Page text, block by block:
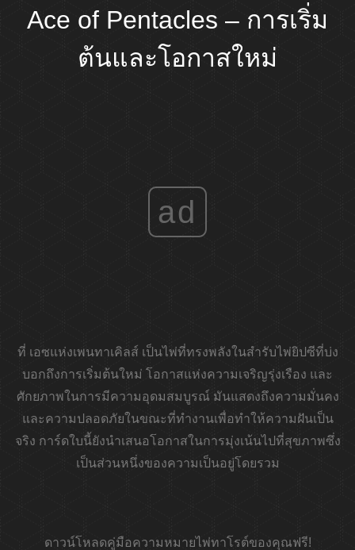
Ace of Pentacles – การเริ่ม
ต้นและโอกาสใหม่
ad
ที่ เอซแห่งเพนทาเคิลส์ เป็นไพ่ที่ทรงพลังในสำรับไพ่ยิปซีที่บ่ง
บอกถึงการเริ่มต้นใหม่ โอกาสแห่งความเจริญรุ่งเรือง และ
ศักยภาพในการมีความอุดมสมบูรณ์ มันแสดงถึงความมั่นคง
และความปลอดภัยในขณะที่ทำงานเพื่อทำให้ความฝันเป็น
จริง การ์ดใบนี้ยังนำเสนอโอกาสในการมุ่งเน้นไปที่สุขภาพซึ่ง
เป็นส่วนหนึ่งของความเป็นอยู่โดยรวม
ดาวน์โหลดคู่มือความหมายไพ่ทาโรต์ของคุณฟรี!